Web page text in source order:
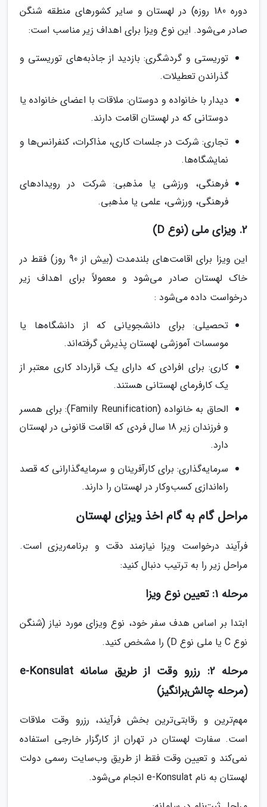
دوره 180 روزه) در لهستان و سایر کشورهای منطقه شنگن
صادر می‌شود. این نوع ویزا برای اهداف زیر مناسب است:
توریستی و گردشگری: بازدید از جاذبه‌های توریستی و
گذراندن تعطیلات.
دیدار با خانواده و دوستان: ملاقات با اعضای خانواده یا
دوستانی که در لهستان اقامت دارند.
تجاری: شرکت در جلسات کاری، مذاکرات، کنفرانس‌ها و
نمایشگاه‌ها.
فرهنگی، ورزشی یا مذهبی: شرکت در رویدادهای
فرهنگی، ورزشی، علمی یا مذهبی.
2. ویزای ملی (نوع D)
این ویزا برای اقامت‌های بلندمدت (بیش از 90 روز) فقط در
خاک لهستان صادر می‌شود و معمولاً برای اهداف زیر
درخواست داده می‌شود :
تحصیلی: برای دانشجویانی که از دانشگاه‌ها یا
موسسات آموزشی لهستان پذیرش گرفته‌اند.
کاری: برای افرادی که دارای یک قرارداد کاری معتبر از
یک کارفرمای لهستانی هستند.
الحاق به خانواده (Family Reunification): برای همسر
و فرزندان زیر 18 سال فردی که اقامت قانونی در لهستان
دارد.
سرمایه‌گذاری: برای کارآفرینان و سرمایه‌گذارانی که قصد
راه‌اندازی کسب‌وکار در لهستان را دارند.
مراحل گام به گام اخذ ویزای لهستان
فرآیند درخواست ویزا نیازمند دقت و برنامه‌ریزی است.
مراحل زیر را به ترتیب دنبال کنید:
مرحله 1: تعیین نوع ویزا
ابتدا بر اساس هدف سفر خود، نوع ویزای مورد نیاز (شنگن
نوع C یا ملی نوع D) را مشخص کنید.
مرحله 2: رزرو وقت از طریق سامانه e-Konsulat
(مرحله چالش‌برانگیز)
مهم‌ترین و رقابتی‌ترین بخش فرآیند، رزرو وقت ملاقات
است. سفارت لهستان در تهران از کارگزار خارجی استفاده
نمی‌کند و تعیین وقت فقط از طریق وب‌سایت رسمی دولت
لهستان به نام e-Konsulat انجام می‌شود.